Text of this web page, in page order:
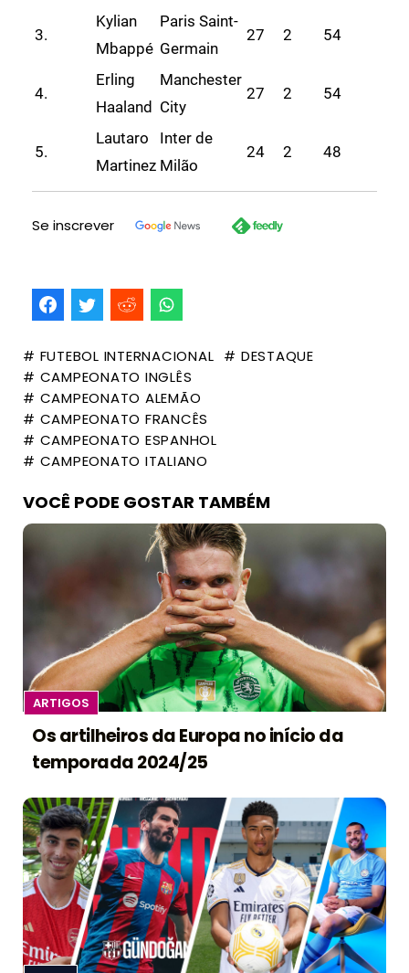
3.
Kylian
Mbappé
Paris Saint-
Germain
27 2 54
4.
Erling
Haaland
Manchester
City
27 2 54
5.
Lautaro
Martinez
Inter de
Milão
24 2 48
Se inscrever
# FUTEBOL INTERNACIONAL # DESTAQUE
# CAMPEONATO INGLÊS
# CAMPEONATO ALEMÃO
# CAMPEONATO FRANCÊS
# CAMPEONATO ESPANHOL
# CAMPEONATO ITALIANO
VOCÊ PODE GOSTAR TAMBÉM
ARTIGOS
Os artilheiros da Europa no início da
temporada 2024/25